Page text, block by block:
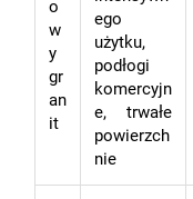
o
w
y
gr
an
it
ego
użytku,
podłogi
komercyjn
e, trwałe
powierzch
nie